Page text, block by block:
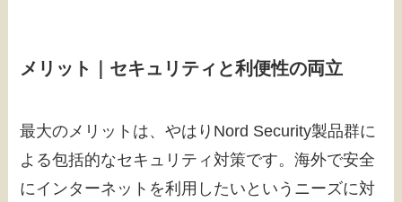
メリット｜セキュリティと利便性の両立
最大のメリットは、やはりNord Security製品群に
よる包括的なセキュリティ対策です。海外で安全
にインターネットを利用したいというニーズに対